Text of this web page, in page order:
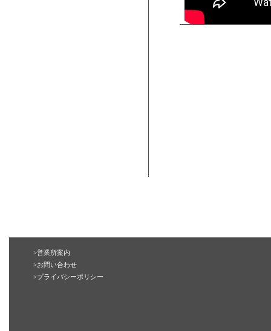
>営業所案内
>お問い合わせ
>プライバシーポリシー